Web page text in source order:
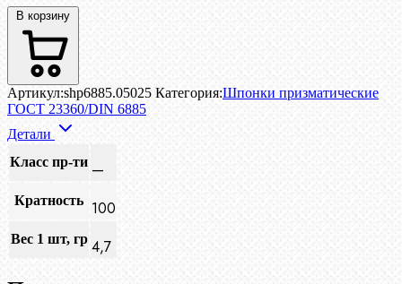
В корзину
Артикул:shp6885.05025 Категория:Шпонки призматические
ГОСТ 23360/DIN 6885
Детали
Класс пр-ти —
Кратность 100
Вес 1 шт, гр 4,7